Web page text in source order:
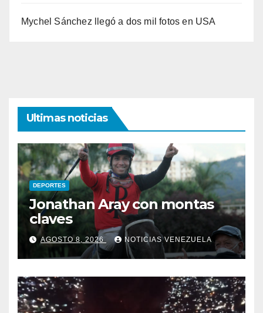
Mychel Sánchez llegó a dos mil fotos en USA
Ultimas noticias
DEPORTES
Jonathan Aray con montas
claves
AGOSTO 8, 2026 NOTICIAS VENEZUELA